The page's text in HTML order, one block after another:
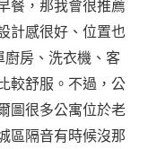
餐，那我會很推薦
計感很好、位置也
廚房、洗衣機、客
較舒服。不過，公
圖很多公寓位於老
區隔音有時候沒那